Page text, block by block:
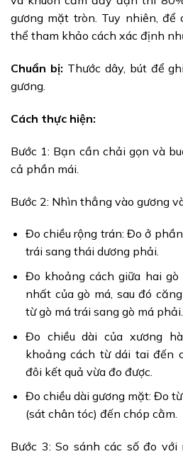
gương mặt tròn. Tuy nhiên, để
thể tham khảo cách xác định
Chuẩn bị: Thước dây, bút để
gương.
Cách thực hiện:
Bước 1: Bạn cần chải gọn và
cả phần mái.
Bước 2: Nhìn thẳng vào gương
Đo chiều rộng trán: Đo ở
trái sang thái dương phải.
Đo khoảng cách giữa hai gò
nhất của gò má, sau đó
từ gò má trái sang gò má phải.
Đo chiều dài của xương
khoảng cách từ dái tai đến
đôi kết quả vừa đo được.
Đo chiều dài gương mặt: Đo
(sát chân tóc) đến chóp cằm.
Bước 3: So sánh các số đo với